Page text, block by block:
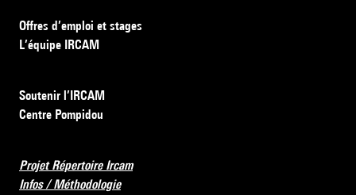
Offres d’emploi et stages
L’équipe IRCAM
Soutenir l’IRCAM
Centre Pompidou
Projet Répertoire Ircam
Infos / Méthodologie